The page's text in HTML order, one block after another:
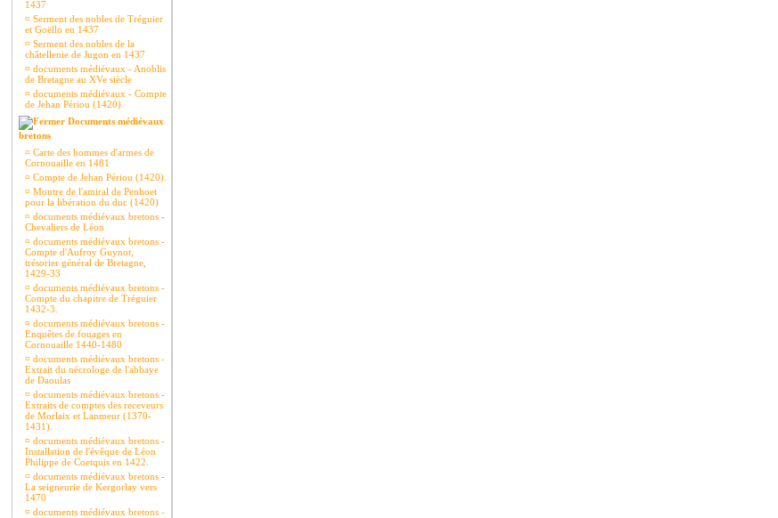
1437
¤ Serment des nobles de Tréguier
et Goëllo en 1437
¤ Serment des nobles de la
châtellenie de Jugon en 1437
¤ documents médiévaux - Anoblis
de Bretagne au XVe siècle
¤ documents médiévaux - Compte
de Jehan Périou (1420).
Documents médiévaux
bretons
¤ Carte des hommes d'armes de
Cornouaille en 1481
¤ Compte de Jehan Périou (1420).
¤ Montre de l'amiral de Penhoet
pour la libération du duc (1420)
¤ documents médiévaux bretons -
Chevaliers de Léon
¤ documents médiévaux bretons -
Compte d'Aufroy Guynot,
trésorier général de Bretagne,
1429-33
¤ documents médiévaux bretons -
Compte du chapitre de Tréguier
1432-3.
¤ documents médiévaux bretons -
Enquêtes de fouages en
Cornouaille 1440-1480
¤ documents médiévaux bretons -
Extrait du nécrologe de l'abbaye
de Daoulas
¤ documents médiévaux bretons -
Extraits de comptes des receveurs
de Morlaix et Lanmeur (1370-
1431).
¤ documents médiévaux bretons -
Installation de l'évêque de Léon
Philippe de Coetquis en 1422.
¤ documents médiévaux bretons -
La seigneurie de Kergorlay vers
1470
¤ documents médiévaux bretons -